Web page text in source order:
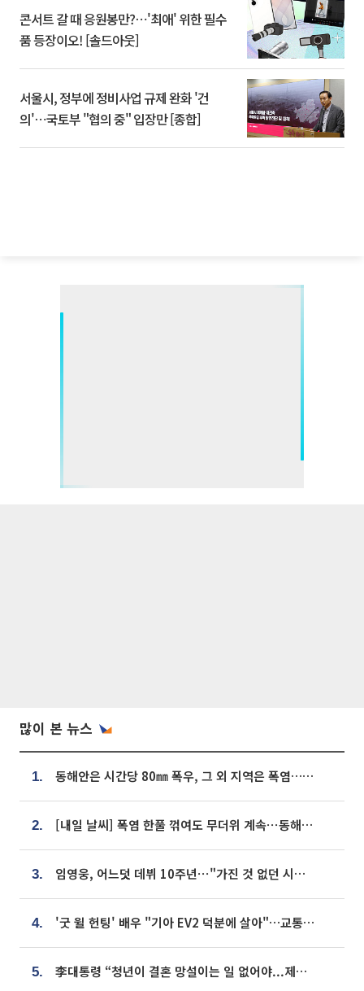
콘서트 갈 때 응원봉만?⋯'최애' 위한 필수
품 등장이오! [솔드아웃]
서울시, 정부에 정비사업 규제 완화 '건
의'⋯국토부 "협의 중" 입장만 [종합]
많이 본 뉴스
1. 동해안은 시간당 80㎜ 폭우, 그 외 지역은 폭염…‘극과 극 날씨’
2. [내일 날씨] 폭염 한풀 꺾여도 무더위 계속⋯동해안 이틀 연속 비
3. 임영웅, 어느덧 데뷔 10주년⋯"가진 것 없던 시절, 내 앞엔 20명의 팬뿐"
4. '굿 윌 헌팅' 배우 "기아 EV2 덕분에 살아"…교통사고 후 안전성 극찬
5. 李대통령 “청년이 결혼 망설이는 일 없어야...제도상 불이익 조사”